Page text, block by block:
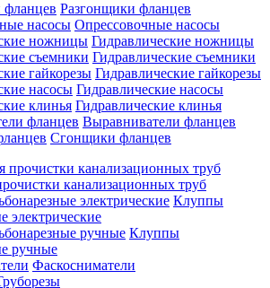
Разгонщики фланцев
Опрессовочные насосы
Гидравлические ножницы
Гидравлические съемники
Гидравлические гайкорезы
Гидравлические насосы
Гидравлические клинья
Выравниватели фланцев
Сгонщики фланцев
канализационных труб
Клуппы
электрические
Клуппы
ручные
Фаскосниматели